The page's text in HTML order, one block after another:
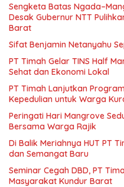
Sengketa Batas
Desak Gubernur NTT
Barat
Sifat Benjamin Netanyahu
PT Timah Gelar TINS Half
Sehat dan Ekonomi Lokal
PT Timah Lanjutkan
Kepedulian untuk Warga
Peringati Hari Mangrove
Bersama Warga Rajik
Di Balik Meriahnya HUT PT
dan Semangat Baru
Seminar Cegah DBD, PT
Masyarakat Kundur Barat